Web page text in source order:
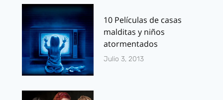
10 Películas de casas
malditas y niños
atormentados
Julio 3, 2013